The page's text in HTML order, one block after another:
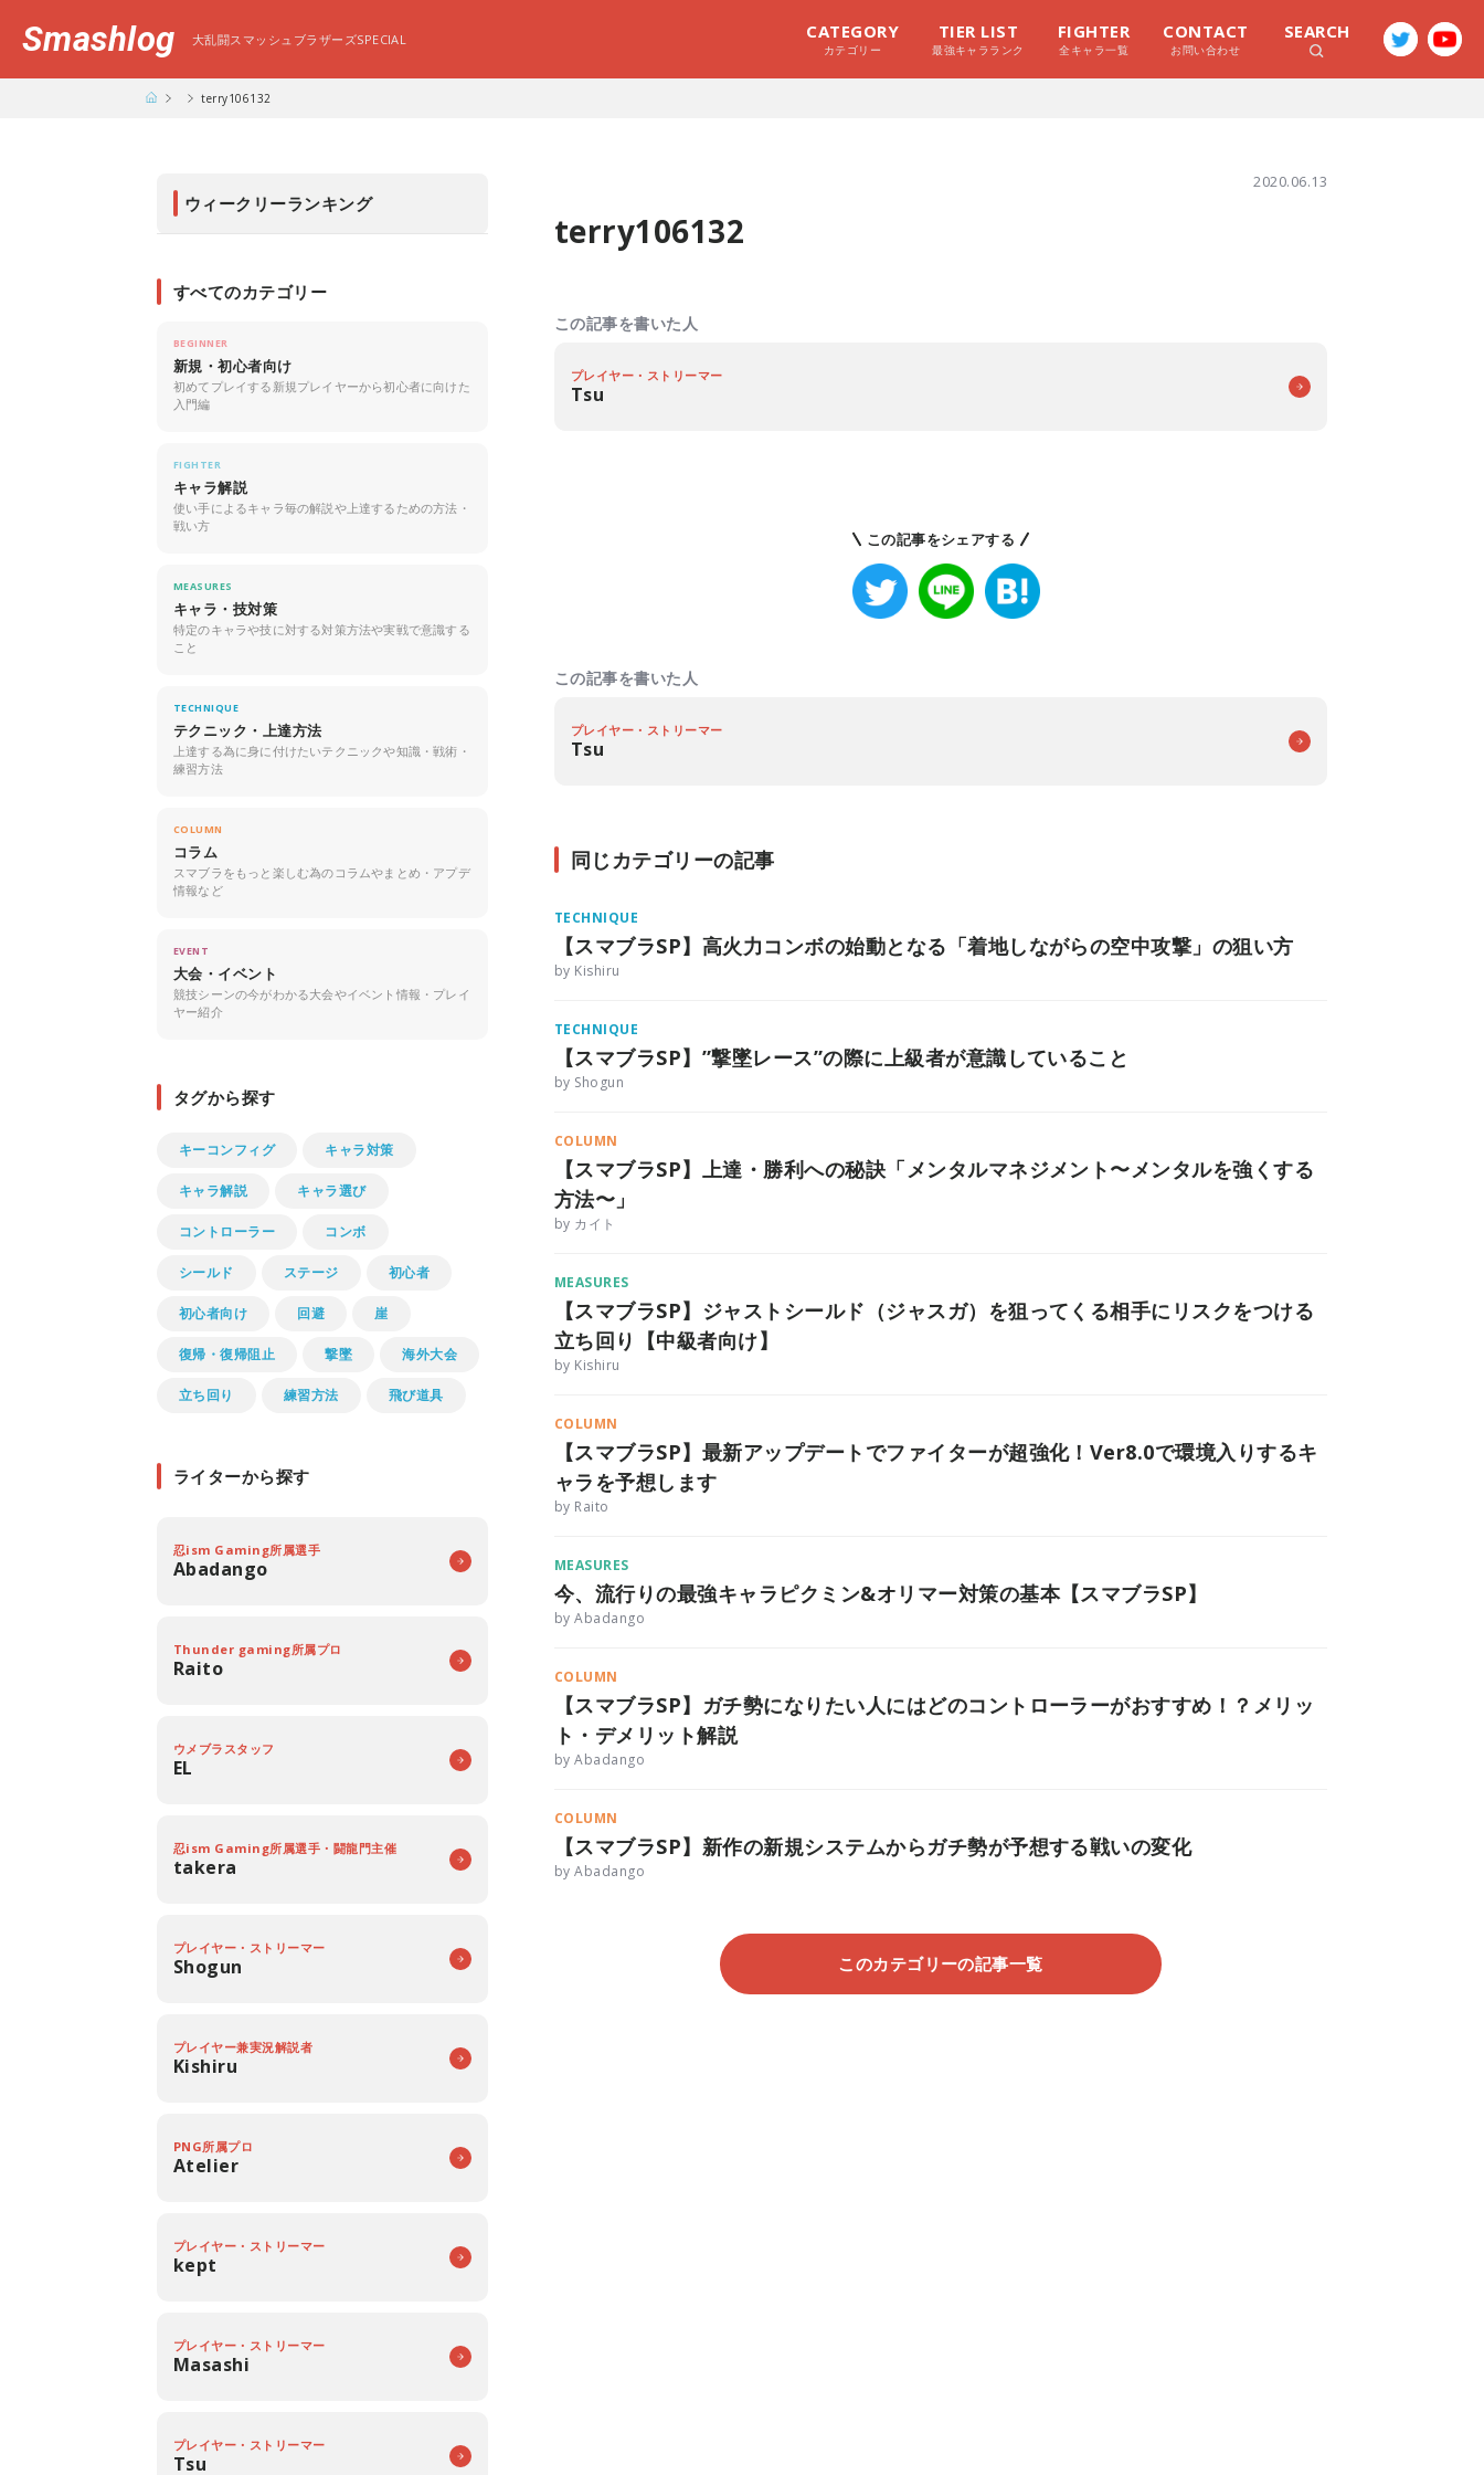
Smashlog 大乱闘スマッシュブラザーズSPECIAL CATEGORY
カテゴリー
TIER LIST
最強キャラランク
FIGHTER
全キャラ一覧
CONTACT
お問い合わせ
SEARCH
terry106132
2020.06.13
terry106132
この記事を書いた人
プレイヤー・ストリーマー
Tsu
この記事をシェアする
この記事を書いた人
プレイヤー・ストリーマー
Tsu
同じカテゴリーの記事
TECHNIQUE
【スマブラSP】高火力コンボの始動となる「着地しながらの空中攻撃」の狙い方
by Kishiru
TECHNIQUE
【スマブラSP】”撃墜レース”の際に上級者が意識していること
by Shogun
COLUMN
【スマブラSP】上達・勝利への秘訣「メンタルマネジメント〜メンタルを強くする
方法〜」
by カイト
MEASURES
【スマブラSP】ジャストシールド（ジャスガ）を狙ってくる相手にリスクをつける
立ち回り【中級者向け】
by Kishiru
COLUMN
【スマブラSP】最新アップデートでファイターが超強化！Ver8.0で環境入りするキ
ャラを予想します
by Raito
MEASURES
今、流行りの最強キャラピクミン&オリマー対策の基本【スマブラSP】
by Abadango
COLUMN
【スマブラSP】ガチ勢になりたい人にはどのコントローラーがおすすめ！？メリッ
ト・デメリット解説
by Abadango
COLUMN
【スマブラSP】新作の新規システムからガチ勢が予想する戦いの変化
by Abadango
このカテゴリーの記事一覧
ウィークリーランキング
すべてのカテゴリー
BEGINNER
新規・初心者向け
初めてプレイする新規プレイヤーから初心者に向けた
入門編
FIGHTER
キャラ解説
使い手によるキャラ毎の解説や上達するための方法・
戦い方
MEASURES
キャラ・技対策
特定のキャラや技に対する対策方法や実戦で意識する
こと
TECHNIQUE
テクニック・上達方法
上達する為に身に付けたいテクニックや知識・戦術・
練習方法
COLUMN
コラム
スマブラをもっと楽しむ為のコラムやまとめ・アプデ
情報など
EVENT
大会・イベント
競技シーンの今がわかる大会やイベント情報・プレイ
ヤー紹介
タグから探す
キーコンフィグ キャラ対策
キャラ解説 キャラ選び
コントローラー コンボ
シールド ステージ 初心者
初心者向け 回避 崖
復帰・復帰阻止 撃墜 海外大会
立ち回り 練習方法 飛び道具
ライターから探す
忍ism Gaming所属選手
Abadango
Thunder gaming所属プロ
Raito
ウメブラスタッフ
EL
忍ism Gaming所属選手・闘龍門主催
takera
プレイヤー・ストリーマー
Shogun
プレイヤー兼実況解説者
Kishiru
PNG所属プロ
Atelier
プレイヤー・ストリーマー
kept
プレイヤー・ストリーマー
Masashi
プレイヤー・ストリーマー
Tsu